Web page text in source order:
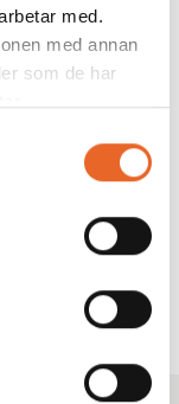
med.
med annan
som de har